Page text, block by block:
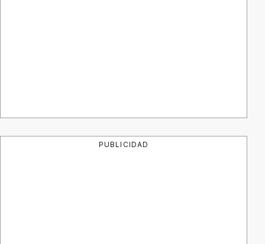
PUBLICIDAD